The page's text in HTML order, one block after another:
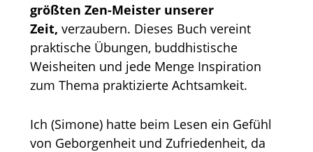
größten Zen-Meister unserer
Zeit, verzaubern. Dieses Buch vereint
praktische Übungen, buddhistische
Weisheiten und jede Menge Inspiration
zum Thema praktizierte Achtsamkeit.
Ich (Simone) hatte beim Lesen ein Gefühl
von Geborgenheit und Zufriedenheit, da